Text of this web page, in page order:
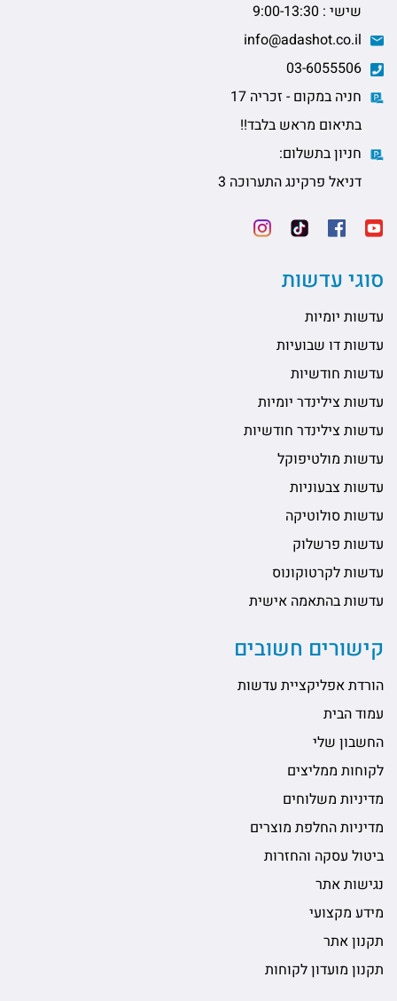
שישי : 9:00-13:30
חניה במקום - זכריה 17
בתיאום מראש בלבד!!
חניון בתשלום:
דניאל פרקינג התערוכה 3
סוגי עדשות
עדשות יומיות
עדשות דו שבועיות
עדשות חודשיות
עדשות צילינדר יומיות
עדשות צילינדר חודשיות
עדשות מולטיפוקל
עדשות צבעוניות
עדשות סולוטיקה
עדשות פרשלוק
עדשות לקרטוקונוס
עדשות בהתאמה אישית
קישורים חשובים
הורדת אפליקציית עדשות
עמוד הבית
החשבון שלי
לקוחות ממליצים
מדיניות משלוחים
מדיניות החלפת מוצרים
ביטול עסקה והחזרות
נגישות אתר
מידע מקצועי
תקנון אתר
תקנון מועדון לקוחות